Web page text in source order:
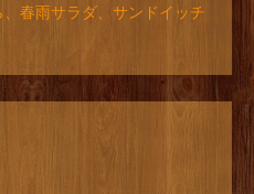
春雨サラダ、サンドイッチ